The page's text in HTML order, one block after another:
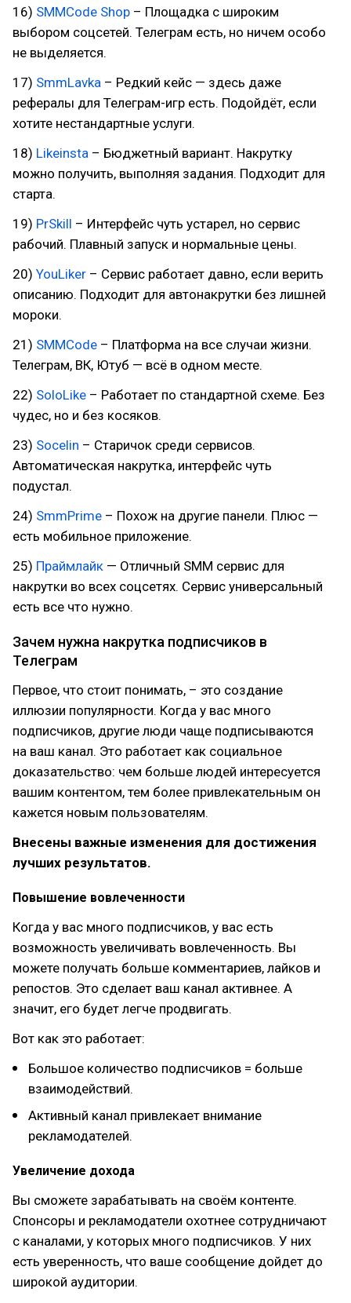
16) SMMCode Shop – Площадка с широким
выбором соцсетей. Телеграм есть, но ничем особо
не выделяется.
17) SmmLavka – Редкий кейс — здесь даже
рефералы для Телеграм-игр есть. Подойдёт, если
хотите нестандартные услуги.
18) Likeinsta – Бюджетный вариант. Накрутку
можно получить, выполняя задания. Подходит для
старта.
19) PrSkill – Интерфейс чуть устарел, но сервис
рабочий. Плавный запуск и нормальные цены.
20) YouLiker – Сервис работает давно, если верить
описанию. Подходит для автонакрутки без лишней
мороки.
21) SMMCode – Платформа на все случаи жизни.
Телеграм, ВК, Ютуб — всё в одном месте.
22) SoloLike – Работает по стандартной схеме. Без
чудес, но и без косяков.
23) Socelin – Старичок среди сервисов.
Автоматическая накрутка, интерфейс чуть
подустал.
24) SmmPrime – Похож на другие панели. Плюс —
есть мобильное приложение.
25) Праймлайк — Отличный SMM сервис для
накрутки во всех соцсетях. Cервис универсальный
есть все что нужно.
Зачем нужна накрутка подписчиков в
Телеграм
Первое, что стоит понимать, – это создание
иллюзии популярности. Когда у вас много
подписчиков, другие люди чаще подписываются
на ваш канал. Это работает как социальное
доказательство: чем больше людей интересуется
вашим контентом, тем более привлекательным он
кажется новым пользователям.
Внесены важные изменения для достижения
лучших результатов.
Повышение вовлеченности
Когда у вас много подписчиков, у вас есть
возможность увеличивать вовлеченность. Вы
можете получать больше комментариев, лайков и
репостов. Это сделает ваш канал активнее. А
значит, его будет легче продвигать.
Вот как это работает:
Большое количество подписчиков = больше
взаимодействий.
Активный канал привлекает внимание
рекламодателей.
Увеличение дохода
Вы сможете зарабатывать на своём контенте.
Спонсоры и рекламодатели охотнее сотрудничают
с каналами, у которых много подписчиков. У них
есть уверенность, что ваше сообщение дойдет до
широкой аудитории.